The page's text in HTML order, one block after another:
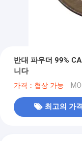
반대 파우더 99%
니다
가격：협상 가능
최고의 가격